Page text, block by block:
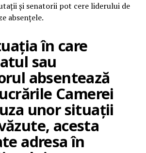
și senatorii pot cere liderului de
absențele.
în care
sau
absentează
Camerei
unor situații
acesta
adresa în